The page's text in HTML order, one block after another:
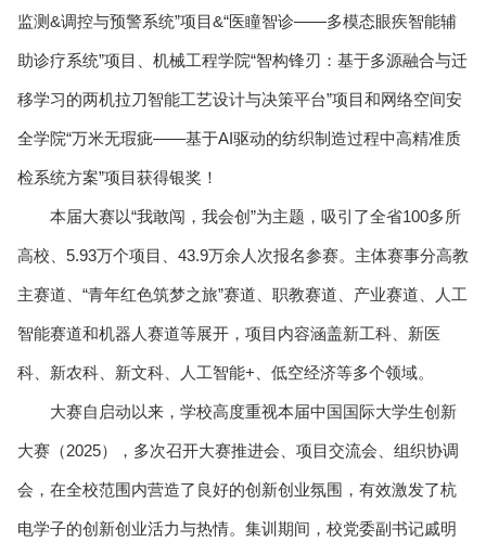
监测&调控与预警系统”项目&“医瞳智诊——多模态眼疾智能辅
助诊疗系统”项目、机械工程学院“智构锋刃：基于多源融合与迁
移学习的两机拉刀智能工艺设计与决策平台”项目和网络空间安
全学院“万米无瑕疵——基于AI驱动的纺织制造过程中高精准质
检系统方案”项目获得银奖！
本届大赛以“我敢闯，我会创”为主题，吸引了全省100多所
高校、5.93万个项目、43.9万余人次报名参赛。主体赛事分高教
主赛道、“青年红色筑梦之旅”赛道、职教赛道、产业赛道、人工
智能赛道和机器人赛道等展开，项目内容涵盖新工科、新医
科、新农科、新文科、人工智能+、低空经济等多个领域。
大赛自启动以来，学校高度重视本届中国国际大学生创新
大赛（2025），多次召开大赛推进会、项目交流会、组织协调
会，在全校范围内营造了良好的创新创业氛围，有效激发了杭
电学子的创新创业活力与热情。集训期间，校党委副书记戚明